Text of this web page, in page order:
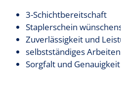
3-Schichtbereitschaft
Staplerschein
Zuverlässigkeit und
selbstständiges Arbeiten
Sorgfalt und Genauigkeit